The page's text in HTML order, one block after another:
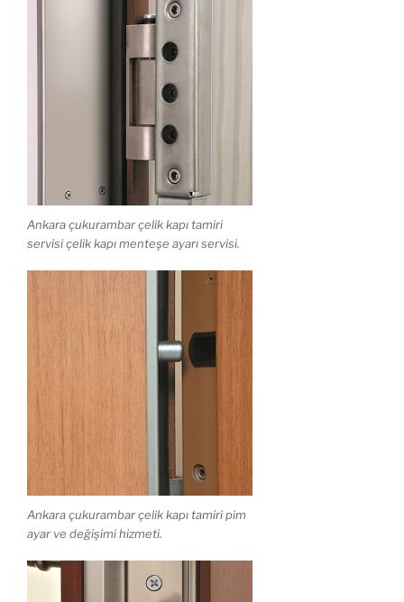
Ankara çukurambar çelik kapı tamiri
servisi çelik kapı menteşe ayarı servisi.
Ankara çukurambar çelik kapı tamiri pim
ayar ve değişimi hizmeti.